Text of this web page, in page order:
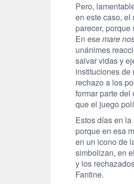
Pero,
en este caso, el
parecer,
En esemare
unánimes
salvar vidas y
instituciones de
rechazo a los
formar parte
que el juego
Estos días en
porque en esa
en un icono de
simbolizan, en
y los
Fantine.